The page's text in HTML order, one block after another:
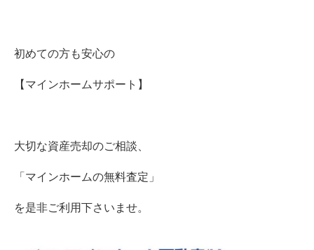
初めての方も安心の
【マインホームサポート】
大切な資産売却のご相談、
「マインホームの無料査定」
を是非ご利用下さいませ。